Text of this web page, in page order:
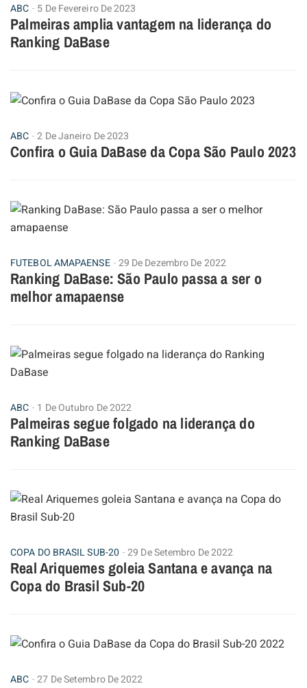
ABC 5 De Fevereiro De 2023
Palmeiras amplia vantagem na liderança do
Ranking DaBase
ABC 2 De Janeiro De 2023
Confira o Guia DaBase da Copa São Paulo 2023
FUTEBOL AMAPAENSE 29 De Dezembro De 2022
Ranking DaBase: São Paulo passa a ser o
melhor amapaense
ABC 1 De Outubro De 2022
Palmeiras segue folgado na liderança do
Ranking DaBase
COPA DO BRASIL SUB-20 29 De Setembro De 2022
Real Ariquemes goleia Santana e avança na
Copa do Brasil Sub-20
ABC 27 De Setembro De 2022